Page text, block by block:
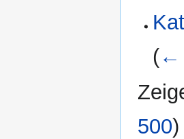
(←
500)